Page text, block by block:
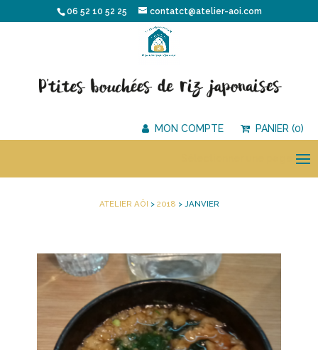
06 52 10 52 25 contatct@atelier-aoi.com
MON COMPTE PANIER (0)
ATELIER AÔI > 2018 > JANVIER